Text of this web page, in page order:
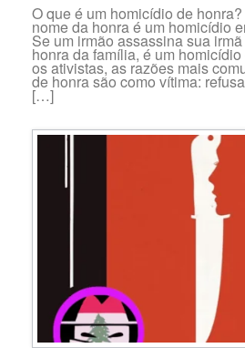
O que é um homicídio de
nome da honra é um homicídio
Se um irmão assassina sua
honra da família, é um
os ativistas, as razões mais
de honra são como vítima:
[…]